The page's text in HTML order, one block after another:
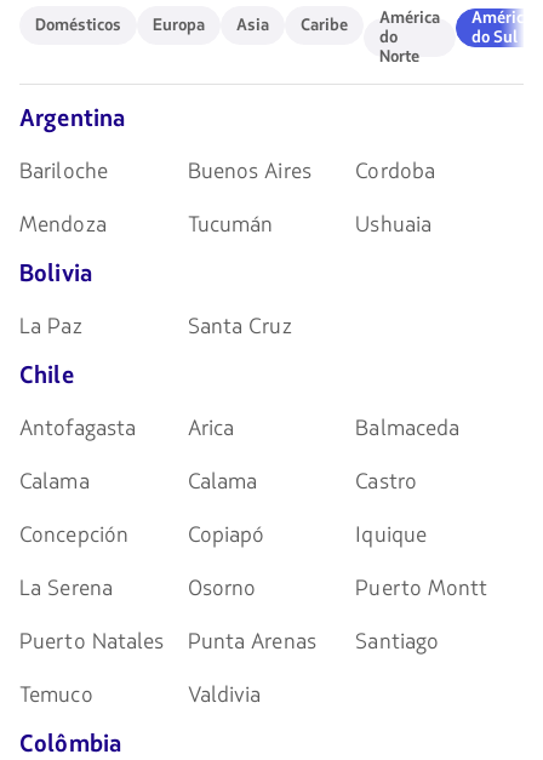
Domésticos
Domésticos Europa
Europa Asia
Asia Caribe
Caribe
América
do
Norte
América
do
Norte
América
do
América
do Sul
Argentina
Bariloche Buenos Aires
Cordoba
Mendoza
Tucumán Ushuaia
Bolivia
La Paz Santa Cruz
Chile
Antofagasta Arica
Balmaceda
Calama
Calama
Castro
Concepción
Copiapó
Iquique
La Serena
Osorno
Puerto Montt
Puerto Natales
Punta Arenas
Santiago
Temuco
Valdivia
Colômbia